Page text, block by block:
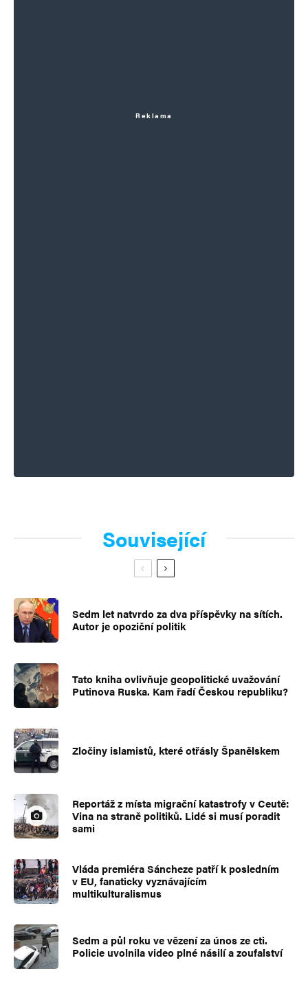
Reklama
Související
Sedm let natvrdo za dva příspěvky na sítích.
Autor je opoziční politik
Tato kniha ovlivňuje geopolitické uvažování
Putinova Ruska. Kam řadí Českou republiku?
Zločiny islamistů, které otřásly Španělskem
Reportáž z místa migrační katastrofy v Ceutě:
Vina na straně politiků. Lidé si musí poradit
sami
Vláda premiéra Sáncheze patří k posledním
v EU, fanaticky vyznávajícím
multikulturalismus
Sedm a půl roku ve vězení za únos ze cti.
Policie uvolnila video plné násilí a zoufalství